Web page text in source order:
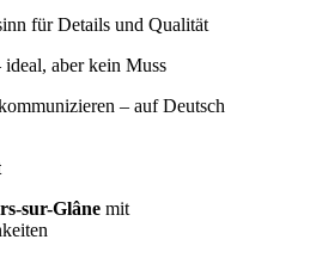
für Details und Qualität
aber kein Muss
– auf Deutsch
sur-Glâne mit